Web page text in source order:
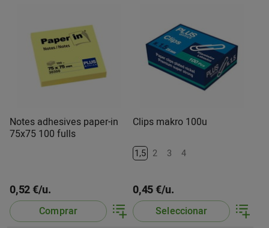
Notes adhesives paper-in
75x75 100 fulls
0,52 €/u.
Comprar
Clips makro 100u
1,5 2 3 4
0,45 €/u.
Seleccionar